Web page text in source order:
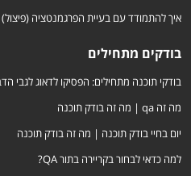
איך להתמודד עם בעיית הפרגמנטציה (פיצול)
בודקים מתחילים
בודקי תוכנה מתחילים: הפסיקו לדאוג לגבי
מה זה qa | מה זה בודק תוכנה
יום בחיי בודק תוכנה | מה זה בודק תוכנה
למה כדאי לבחור בקריירה בתור QA?